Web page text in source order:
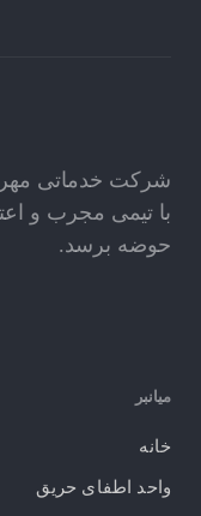
شرکت خدماتی
با تیمی مجرب و
حوضه برسد.
میانبر
خانه
واحد اطفای حریق